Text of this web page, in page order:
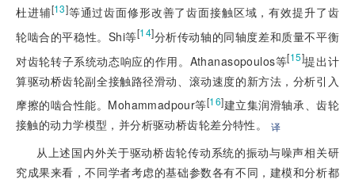
杜进辅[13]等通过齿面修形改善了齿面接触区域，有效提升了齿
轮啮合的平稳性。Shi等[14]分析传动轴的同轴度差和质量不平衡
对齿轮转子系统动态响应的作用。Athanasopoulos等[15]提出计
算驱动桥齿轮副全接触路径滑动、滚动速度的新方法，分析引入
摩擦的啮合性能。Mohammadpour等[16]建立集润滑轴承、齿轮
接触的动力学模型，并分析驱动桥齿轮差分特性。
译
从上述国内外关于驱动桥齿轮传动系统的振动与噪声相关研
究成果来看，不同学者考虑的基础参数各有不同，建模和分析都